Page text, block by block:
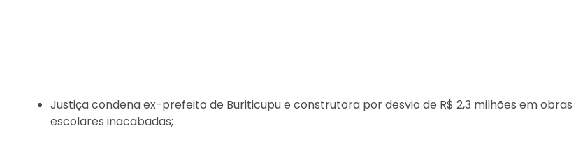
Justiça condena ex-prefeito de Buriticupu e construtora por desvio de R$ 2,3 milhões em obras
escolares inacabadas;